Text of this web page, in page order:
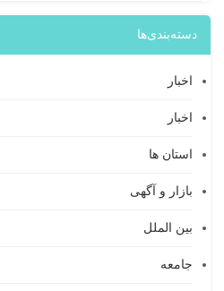
دسته‌بندی‌ها
اخبار
اخبار
استان ها
بازار و آگهی
بین الملل
جامعه